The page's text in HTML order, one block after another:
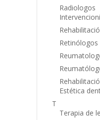
Radiologos
Retinólogos
Estética
T
Terapia de